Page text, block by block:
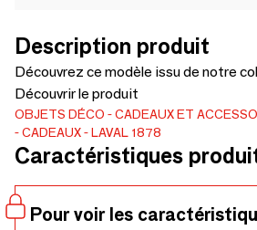
Description produit
Découvrez ce modèle issu de notre
Découvrir le produit
OBJETS DÉCO
CADEAUX ET
CADEAUX
LAVAL 1878
Caractéristiques
Pour voir les